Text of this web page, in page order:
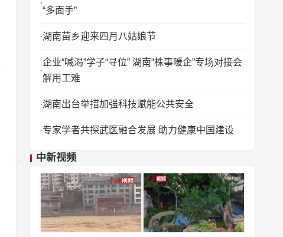
“多面手”
湖南苗乡迎来四月八姑娘节
企业“喊渴”学子“寻位” 湖南“株事暖企”专场对接会
解用工难
湖南出台举措加强科技赋能公共安全
专家学者共探武医融合发展 助力健康中国建设
中新视频